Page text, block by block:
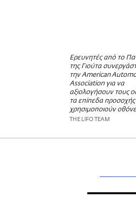
Ερευνητές από το
της Γιούτα
την American
Association για να
αξιολογήσουν τους
τα επίπεδα
χρησιμοποιούν
THE LIFO TEAM